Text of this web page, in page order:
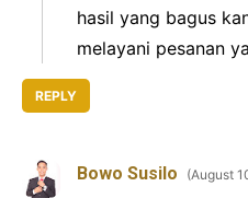
hasil yang bagus
melayani pesanan
REPLY
Bowo Susilo August